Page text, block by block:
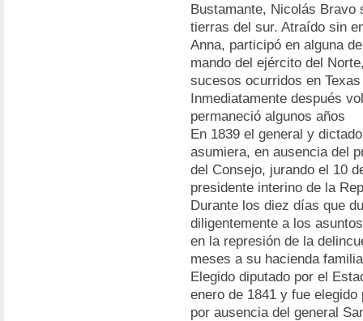
Bustamante, Nicolás Bravo
tierras del sur. Atraído sin
Anna, participó en alguna
mando del ejército del
sucesos ocurridos en
Inmediatamente después
permaneció algunos años
En 1839 el general y
asumiera, en ausencia del
del Consejo, jurando el 10
presidente interino de la
Durante los diez días que
diligentemente a los
en la represión de la
meses a su hacienda
Elegido diputado por el
enero de 1841 y fue
por ausencia del general